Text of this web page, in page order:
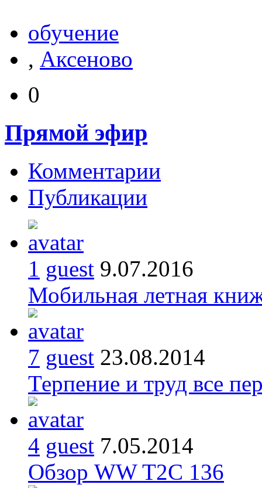
обучение
, Аксеново
0
Прямой эфир
Комментарии
Публикации
1 guest 9.07.2016
Мобильная летная
7 guest 23.08.2014
Терпение и труд все
4 guest 7.05.2014
Обзор WW T2C 136